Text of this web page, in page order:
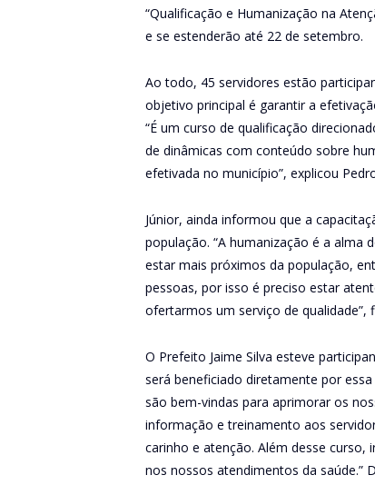
“Qualificação e Humanização na
e se estenderão até 22 de setembro.
Ao todo, 45 servidores estão
objetivo principal é garantir a
“É um curso de qualificação
de dinâmicas com conteúdo sobre
efetivada no município”, explicou
Júnior, ainda informou que a
população. “A humanização é a alma
estar mais próximos da população,
pessoas, por isso é preciso estar
ofertarmos um serviço de qualidade”,
O Prefeito Jaime Silva esteve
será beneficiado diretamente por
são bem-vindas para aprimorar os
informação e treinamento aos
carinho e atenção. Além desse
nos nossos atendimentos da saúde.”